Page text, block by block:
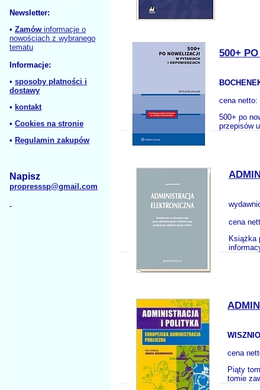
Newsletter:
• Zamów informacje o
nowościach z wybranego
tematu
Informacje:
• sposoby płatności i
dostawy
• kontakt
• Cookies na stronie
• Regulamin zakupów
Napisz
propresssp@gmail.com
500+
cena netto:
500+ po
przepisów
cena
Książka
cena
Piąty
tomie